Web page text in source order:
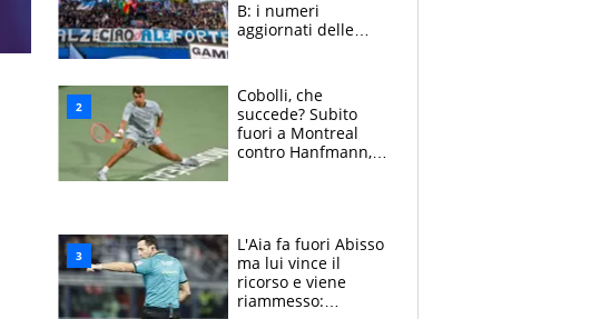
B: i numeri
aggiornati delle
Cobolli, che
succede? Subito
fuori a Montreal
contro Hanfmann,
L'Aia fa fuori Abisso
ma lui vince il
ricorso e viene
riammesso: